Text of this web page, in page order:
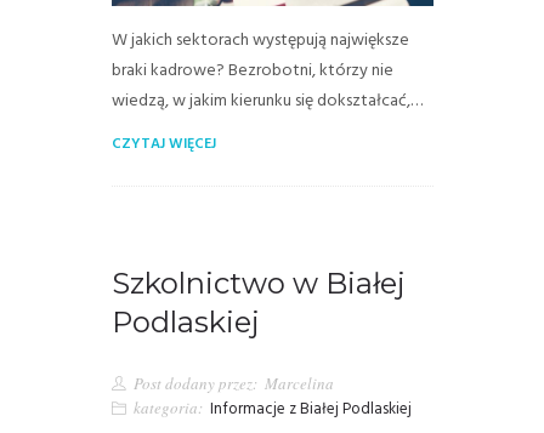
W jakich sektorach występują największe
braki kadrowe? Bezrobotni, którzy nie
wiedzą, w jakim kierunku się dokształcać,…
CZYTAJ WIĘCEJ
Szkolnictwo w Białej
Podlaskiej
Post dodany przez: Marcelina
kategoria: Informacje z Białej Podlaskiej